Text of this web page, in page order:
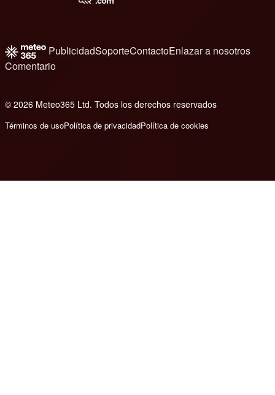
PublicidadSoporteContactoEnlazar a nosotros
Comentario
© 2026 Meteo365 Ltd. Todos los derechos reservados
Términos de usoPolítica de privacidadPolítica de cookies